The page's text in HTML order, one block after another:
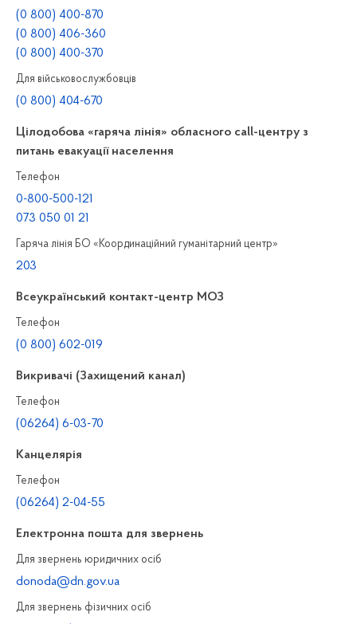
(0 800) 400-870
(0 800) 406-360
(0 800) 400-370
Для військовослужбовців
(0 800) 404-670
Цілодобова «гаряча лінія» обласного call-центру з
питань евакуації населення
Телефон
0-800-500-121
073 050 01 21
Гаряча лінія БО «Координаційний гуманітарний центр»
203
Всеукраїнський контакт-центр МОЗ
Телефон
(0 800) 602-019
Викривачі (Захищений канал)
Телефон
(06264) 6-03-70
Канцелярiя
Телефон
(06264) 2-04-55
Електронна пошта для звернень
Для звернень юридичних осiб
donoda@dn.gov.ua
Для звернень фізичних осiб